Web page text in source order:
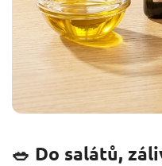
🥗 Do salátů,